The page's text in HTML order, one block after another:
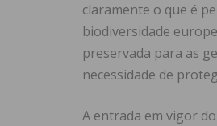
claramente o que é
biodiversidade
preservada para as
necessidade de
A entrada em vigor